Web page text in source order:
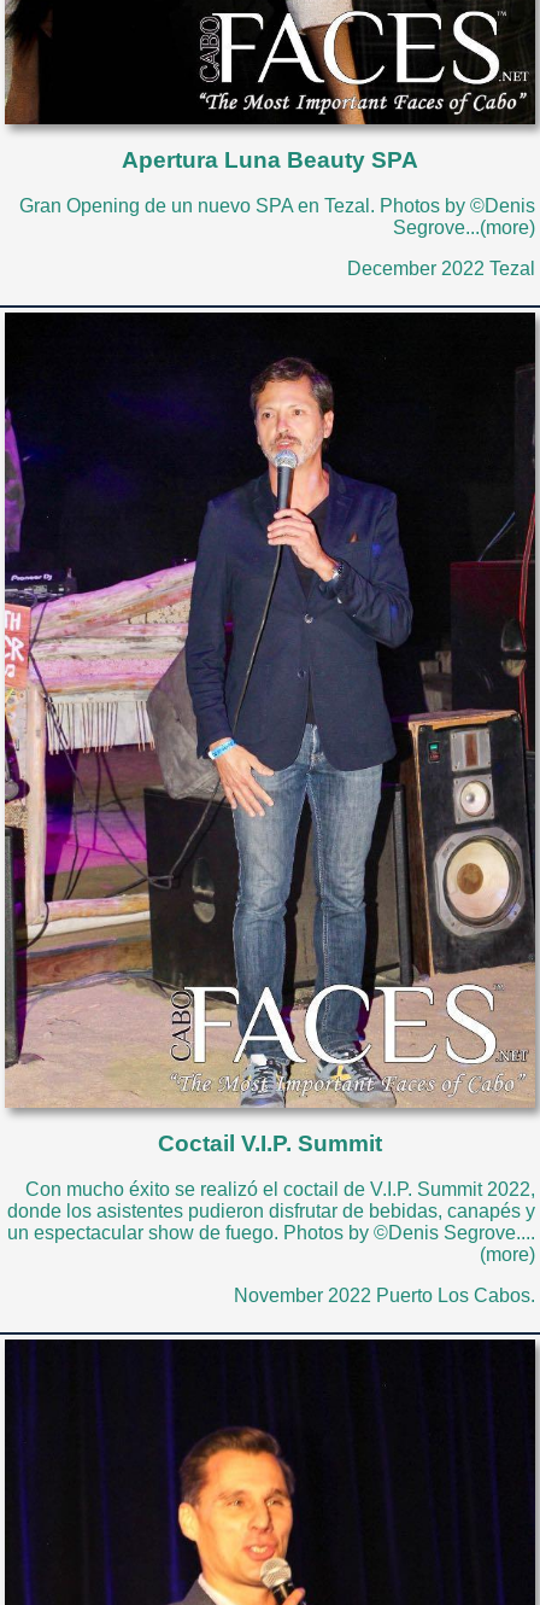
Apertura Luna Beauty SPA
Gran Opening de un nuevo SPA en Tezal. Photos by ©Denis
Segrove...(more)
December 2022 Tezal
Coctail V.I.P. Summit
Con mucho éxito se realizó el coctail de V.I.P. Summit 2022,
donde los asistentes pudieron disfrutar de bebidas, canapés y
un espectacular show de fuego. Photos by ©Denis Segrove....
(more)
November 2022 Puerto Los Cabos.